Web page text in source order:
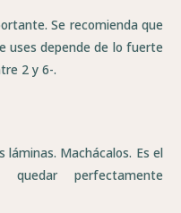
Se recomienda que
uses depende de lo fuerte
2 y 6-.
láminas. Machácalos. Es el
perfectamente